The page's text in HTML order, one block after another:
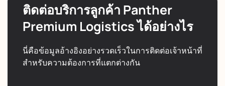
ติดต่อบริการลูกค้า Panther
Premium Logistics ได้อย่างไร
นี่คือข้อมูลอ้างอิงอย่างรวดเร็วในการติดต่อเจ้าหน้าที่
สำหรับความต้องการที่แตกต่างกัน